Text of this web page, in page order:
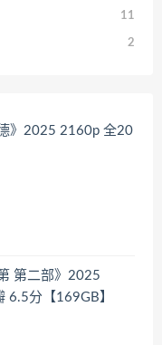
11
2
》2025 2160p 全20
第二部》2025
6.5分【169GB】